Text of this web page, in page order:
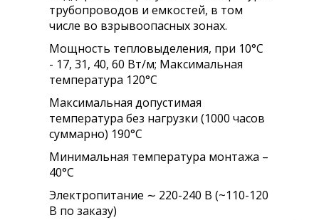
трубопроводов и емкостей, в том
числе во взрывоопасных зонах.
Мощность тепловыделения, при 10°С
- 17, 31, 40, 60 Вт/м; Максимальная
температура 120°С
Максимальная допустимая
температура без нагрузки (1000 часов
суммарно) 190°С
Минимальная температура монтажа –
40°С
Электропитание ∼ 220-240 В (~110-120
В по заказу)